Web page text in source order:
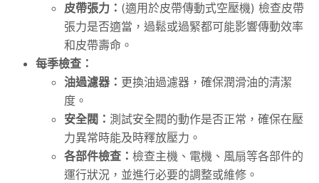
皮帶張力： (適用於皮帶傳動式空壓機) 檢查皮帶
張力是否適當，過鬆或過緊都可能影響傳動效率
和皮帶壽命。
每季檢查：
油過濾器： 更換油過濾器，確保潤滑油的清潔
度。
安全閥： 測試安全閥的動作是否正常，確保在壓
力異常時能及時釋放壓力。
各部件檢查： 檢查主機、電機、風扇等各部件的
運行狀況，並進行必要的調整或維修。